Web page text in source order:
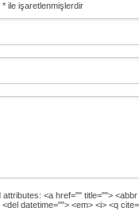
* ile işaretlenmişlerdir
attributes: <a href="" title="">
datetime=""> <em> <i> <q